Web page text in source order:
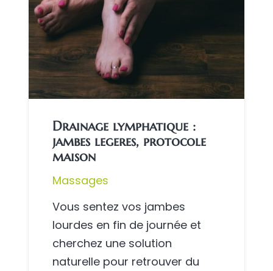
Drainage lymphatique :
jambes legeres, protocole
maison
Massages
Vous sentez vos jambes
lourdes en fin de journée et
cherchez une solution
naturelle pour retrouver du